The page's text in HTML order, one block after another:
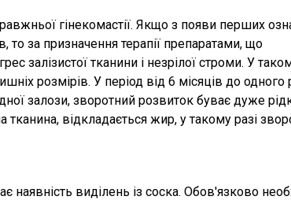
гінекомастії. Якщо з появи перших
за призначення терапії препаратами, що
залізистої тканини і незрілої строми. У
розмірів. У період від 6 місяців до одного
залози, зворотний розвиток буває дуже
тканина, відкладається жир, у такому разі
наявність виділень із соска. Обов'язково